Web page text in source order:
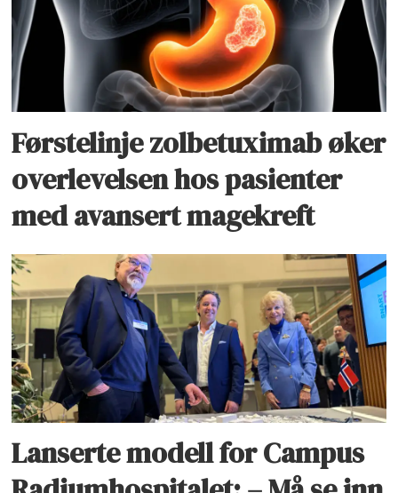
Førstelinje zolbetuximab øker
overlevelsen hos pasienter
med avansert magekreft
Lanserte modell for Campus